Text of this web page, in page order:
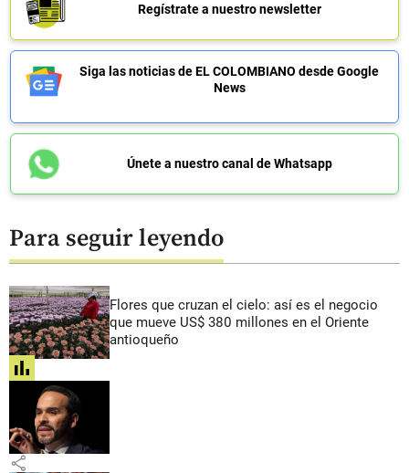
Regístrate a nuestro newsletter
Siga las noticias de EL COLOMBIANO desde Google
News
Únete a nuestro canal de Whatsapp
Para seguir leyendo
Flores que cruzan el cielo: así es el negocio
que mueve US$ 380 millones en el Oriente
antioqueño
share
share